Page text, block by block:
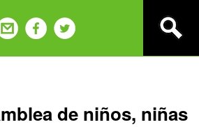
de niños, niñas